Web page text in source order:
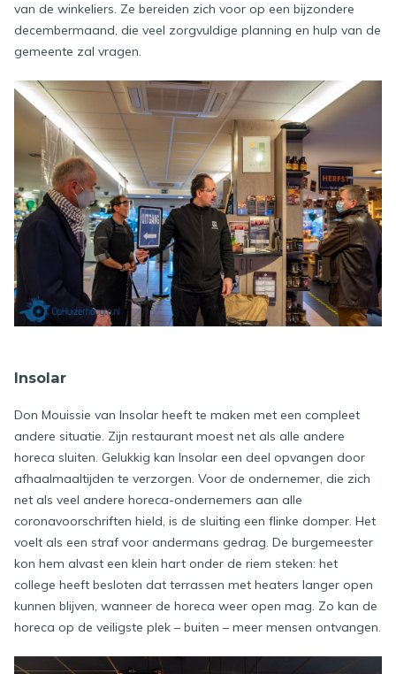
van de winkeliers. Ze bereiden zich voor op een bijzondere
decembermaand, die veel zorgvuldige planning en hulp van de
gemeente zal vragen.
Insolar
Don Mouissie van Insolar heeft te maken met een compleet
andere situatie. Zijn restaurant moest net als alle andere
horeca sluiten. Gelukkig kan Insolar een deel opvangen door
afhaalmaaltijden te verzorgen. Voor de ondernemer, die zich
net als veel andere horeca-ondernemers aan alle
coronavoorschriften hield, is de sluiting een flinke domper. Het
voelt als een straf voor andermans gedrag. De burgemeester
kon hem alvast een klein hart onder de riem steken: het
college heeft besloten dat terrassen met heaters langer open
kunnen blijven, wanneer de horeca weer open mag. Zo kan de
horeca op de veiligste plek – buiten – meer mensen ontvangen.